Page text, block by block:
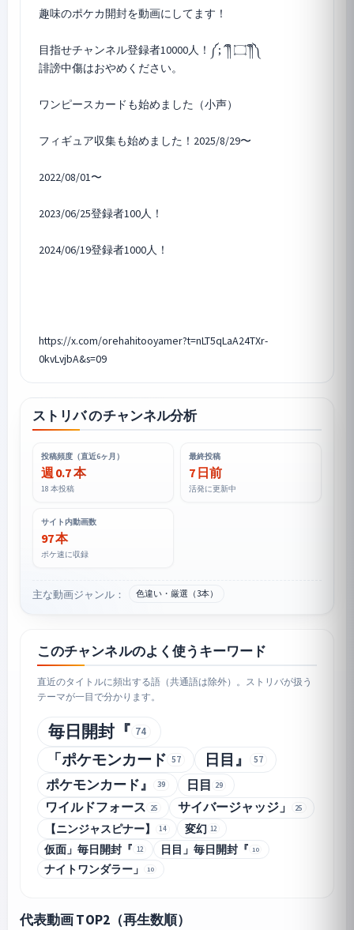
趣味のポケカ開封を動画にしてます！
目指せチャンネル登録者10000人！༼⁠;⁠´⁠༎ຶ⁠ ⁠۝ ⁠༎ຶ⁠༽
誹謗中傷はおやめください。
ワンピースカードも始めました（小声）
フィギュア収集も始めました！2025/8/29〜
2022/08/01〜
2023/06/25登録者100人！
2024/06/19登録者1000人！
https://x.com/orehahitooyamer?t=nLT5qLaA24TXr-
0kvLvjbA&s=09
ストリバ のチャンネル分析
投稿頻度（直近6ヶ月）
週 0.7 本
18 本投稿
最終投稿
7 日前
活発に更新中
サイト内動画数
97 本
ポケ速に収録
主な動画ジャンル： 色違い・厳選（3本）
このチャンネルのよく使うキーワード
直近のタイトルに頻出する語（共通語は除外）。ストリバが扱う
テーマが一目で分かります。
毎日開封『 74
「ポケモンカード 57 日目』 57
ポケモンカード』 39 日目 29
ワイルドフォース 25 サイバージャッジ」 25
【ニンジャスピナー】 14 変幻 12
仮面」毎日開封『 12 日目」毎日開封『 10
ナイトワンダラー」 10
代表動画 TOP2（再生数順）